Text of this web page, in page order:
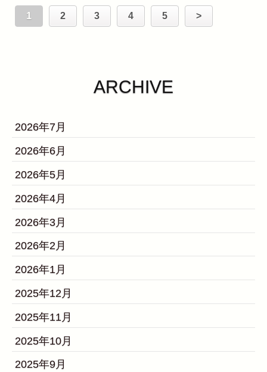
1 2 3 4 5 >
ARCHIVE
2026年7月
2026年6月
2026年5月
2026年4月
2026年3月
2026年2月
2026年1月
2025年12月
2025年11月
2025年10月
2025年9月